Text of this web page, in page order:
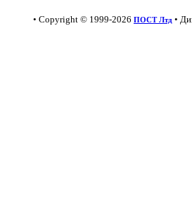
• Copyright © 1999-2026 ПОСТ Лтд •